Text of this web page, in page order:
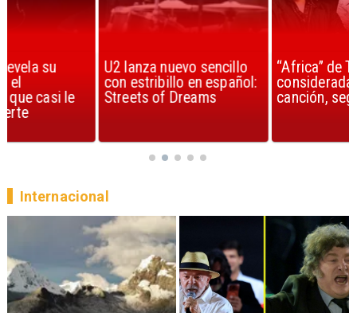
U2 lanza nuevo sencillo
con estribillo en español:
Streets of Dreams
“Africa” de Toto es
considerada la mejor
canción, según la ciencia
Internacional